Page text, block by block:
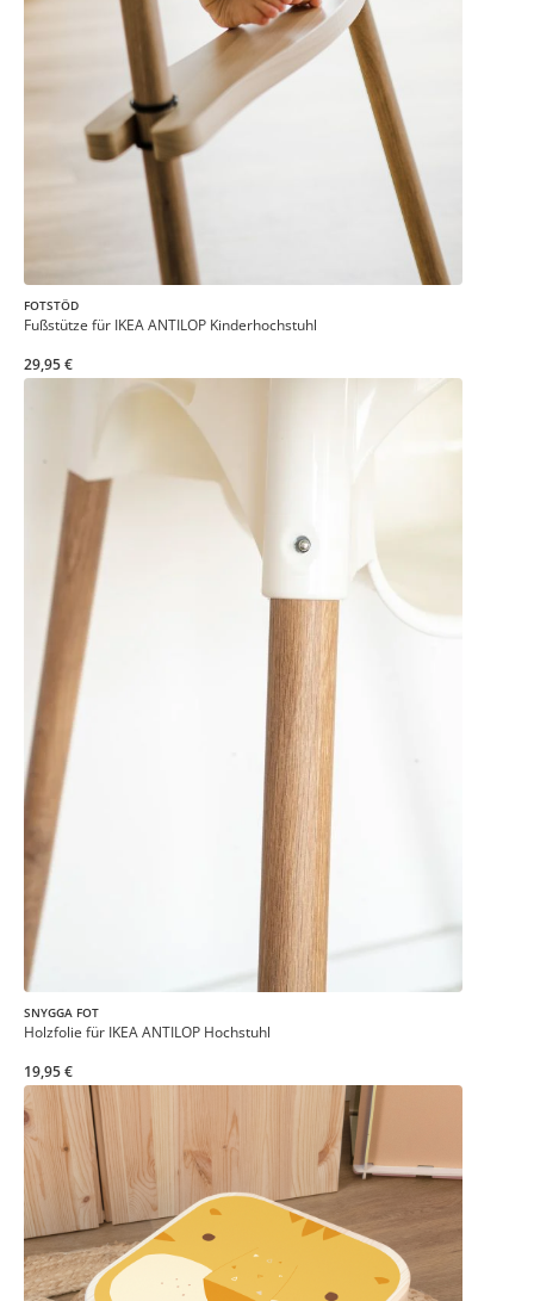
FOTSTÖD
Fußstütze für IKEA ANTILOP Kinderhochstuhl
29,95 €
SNYGGA FOT
Holzfolie für IKEA ANTILOP Hochstuhl
19,95 €